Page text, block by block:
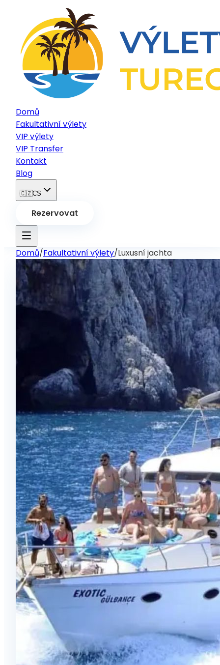
Domů
Fakultativní výlety
VIP výlety
VIP Transfer
Kontakt
Blog
🇨🇿CS
Rezervovat
Domů/Fakultativní výlety/Luxusní jachta